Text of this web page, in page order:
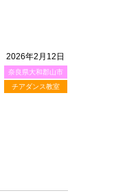
2026年2月12日
奈良県大和郡山市
チアダンス教室